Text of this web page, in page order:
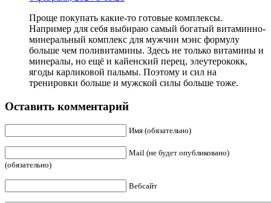
Проще покупать какие-то готовые комплексы.
Например для себя выбираю самый богатый витаминно-
минеральный комплекс для мужчин мэнс формулу
больше чем поливитамины. Здесь не только витамины и
минералы, но ещё и кайенский перец, элеутерококк,
ягоды карликовой пальмы. Поэтому и сил на
тренировки больше и мужской силы больше тоже.
Оставить комментарий
Имя (обязательно)
Mail (не будет опубликовано)
(обязательно)
Вебсайт